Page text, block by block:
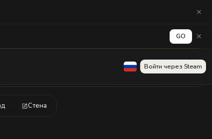
Войти через Steam
Стена
GO